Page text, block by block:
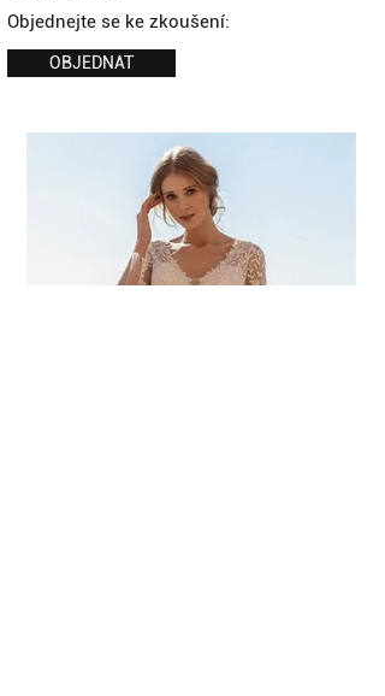
Objednejte se ke zkoušení:
OBJEDNAT